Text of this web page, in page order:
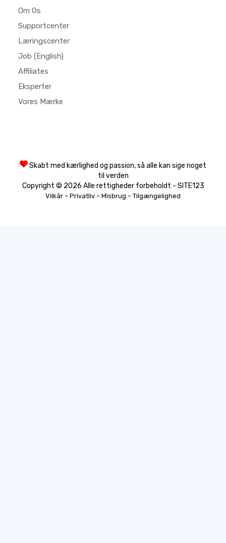
Om Os
Supportcenter
Læringscenter
Job (English)
Affiliates
Eksperter
Vores Mærke
Skabt med kærlighed og passion, så alle kan sige noget
til verden
Copyright © 2026 Alle rettigheder forbeholdt - SITE123
Vilkår - Privatliv - Misbrug - Tilgængelighed